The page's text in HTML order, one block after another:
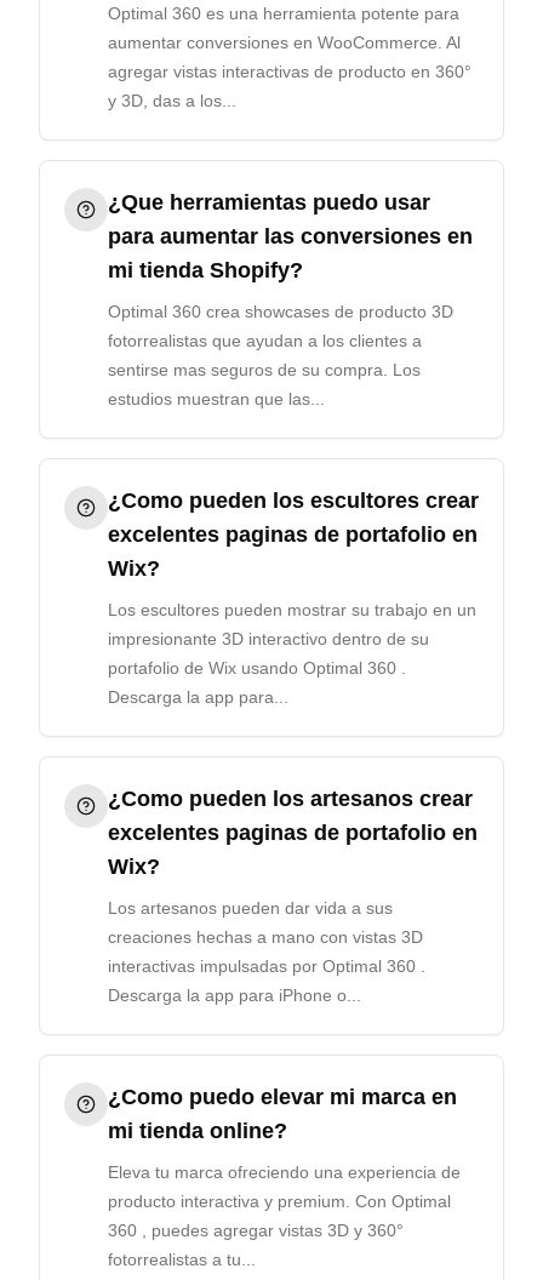
Optimal 360 es una herramienta potente para
aumentar conversiones en WooCommerce. Al
agregar vistas interactivas de producto en 360°
y 3D, das a los...
¿Que herramientas puedo usar
para aumentar las conversiones en
mi tienda Shopify?
Optimal 360 crea showcases de producto 3D
fotorrealistas que ayudan a los clientes a
sentirse mas seguros de su compra. Los
estudios muestran que las...
¿Como pueden los escultores crear
excelentes paginas de portafolio en
Wix?
Los escultores pueden mostrar su trabajo en un
impresionante 3D interactivo dentro de su
portafolio de Wix usando Optimal 360 .
Descarga la app para...
¿Como pueden los artesanos crear
excelentes paginas de portafolio en
Wix?
Los artesanos pueden dar vida a sus
creaciones hechas a mano con vistas 3D
interactivas impulsadas por Optimal 360 .
Descarga la app para iPhone o...
¿Como puedo elevar mi marca en
mi tienda online?
Eleva tu marca ofreciendo una experiencia de
producto interactiva y premium. Con Optimal
360 , puedes agregar vistas 3D y 360°
fotorrealistas a tu...